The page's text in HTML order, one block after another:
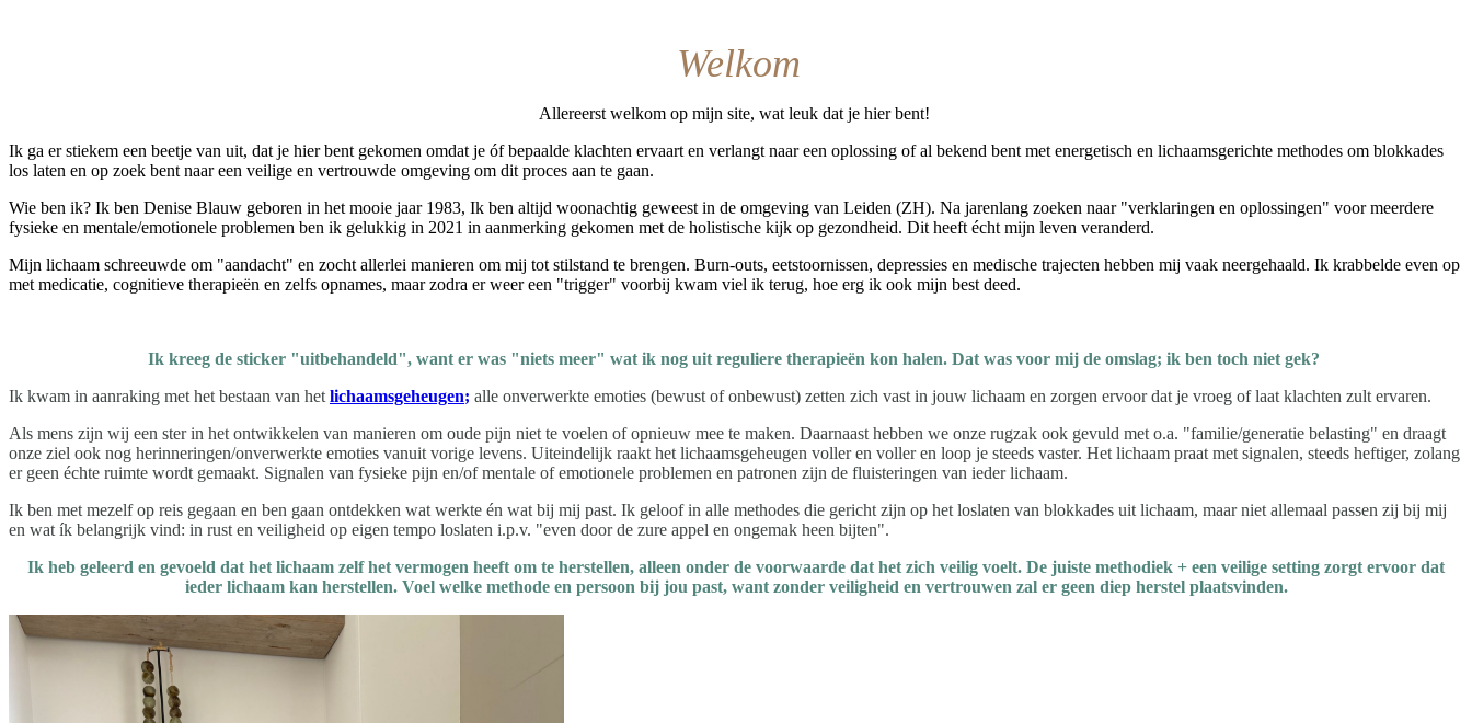
Welkom
Allereerst welkom op mijn site, wat leuk dat je hier bent!
Ik ga er stiekem een beetje van uit, dat je hier bent gekomen omdat je óf bepaalde klachten ervaart en verlangt naar een oplossing of al bekend bent met energetisch en lichaamsgerichte methodes om blokkades
los laten en op zoek bent naar een veilige en vertrouwde omgeving om dit proces aan te gaan.
Wie ben ik? Ik ben Denise Blauw geboren in het mooie jaar 1983, Ik ben altijd woonachtig geweest in de omgeving van Leiden (ZH). Na jarenlang zoeken naar "verklaringen en oplossingen" voor meerdere
fysieke en mentale/emotionele problemen ben ik gelukkig in 2021 in aanmerking gekomen met de holistische kijk op gezondheid. Dit heeft écht mijn leven veranderd.
Mijn lichaam schreeuwde om "aandacht" en zocht allerlei manieren om mij tot stilstand te brengen. Burn-outs, eetstoornissen, depressies en medische trajecten hebben mij vaak neergehaald. Ik krabbelde even op
met medicatie, cognitieve therapieën en zelfs opnames, maar zodra er weer een "trigger" voorbij kwam viel ik terug, hoe erg ik ook mijn best deed.
Ik kreeg de sticker "uitbehandeld", want er was "niets meer" wat ik nog uit reguliere therapieën kon halen. Dat was voor mij de omslag; ik ben toch niet gek?
Ik kwam in aanraking met het bestaan van het lichaamsgeheugen; alle onverwerkte emoties (bewust of onbewust) zetten zich vast in jouw lichaam en zorgen ervoor dat je vroeg of laat klachten zult ervaren.
Als mens zijn wij een ster in het ontwikkelen van manieren om oude pijn niet te voelen of opnieuw mee te maken. Daarnaast hebben we onze rugzak ook gevuld met o.a. "familie/generatie belasting" en draagt
onze ziel ook nog herinneringen/onverwerkte emoties vanuit vorige levens. Uiteindelijk raakt het lichaamsgeheugen voller en voller en loop je steeds vaster. Het lichaam praat met signalen, steeds heftiger, zolang
er geen échte ruimte wordt gemaakt. Signalen van fysieke pijn en/of mentale of emotionele problemen en patronen zijn de fluisteringen van ieder lichaam.
Ik ben met mezelf op reis gegaan en ben gaan ontdekken wat werkte én wat bij mij past. Ik geloof in alle methodes die gericht zijn op het loslaten van blokkades uit lichaam, maar niet allemaal passen zij bij mij
en wat ík belangrijk vind: in rust en veiligheid op eigen tempo loslaten i.p.v. "even door de zure appel en ongemak heen bijten".
Ik heb geleerd en gevoeld dat het lichaam zelf het vermogen heeft om te herstellen, alleen onder de voorwaarde dat het zich veilig voelt. De juiste methodiek + een veilige setting zorgt ervoor dat
ieder lichaam kan herstellen. Voel welke methode en persoon bij jou past, want zonder veiligheid en vertrouwen zal er geen diep herstel plaatsvinden.